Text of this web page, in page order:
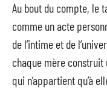
Au bout du compte, le
comme un acte
de l’intime et de
chaque mère
qui n’appartient qu’à